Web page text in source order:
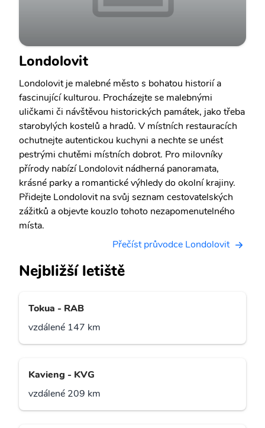
Londolovit
Londolovit je malebné město s bohatou historií a
fascinující kulturou. Procházejte se malebnými
uličkami či návštěvou historických památek, jako třeba
starobylých kostelů a hradů. V místních restauracích
ochutnejte autentickou kuchyni a nechte se unést
pestrými chutěmi místních dobrot. Pro milovníky
přírody nabízí Londolovit nádherná panoramata,
krásné parky a romantické výhledy do okolní krajiny.
Přidejte Londolovit na svůj seznam cestovatelských
zážitků a objevte kouzlo tohoto nezapomenutelného
místa.
Přečíst průvodce Londolovit
Nejbližší letiště
Tokua - RAB
vzdálené 147 km
Kavieng - KVG
vzdálené 209 km